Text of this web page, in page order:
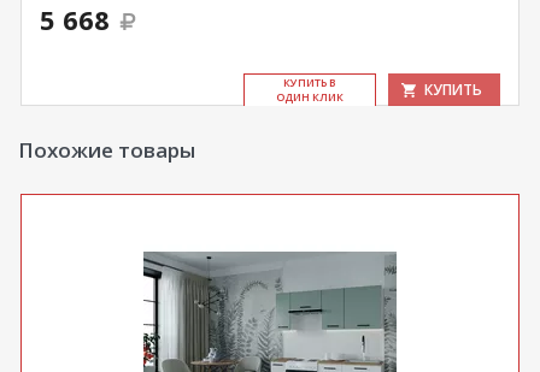
5 668
КУ­ПИТЬ В
ОДИН КЛИК
КУПИТЬ
Похожие товары